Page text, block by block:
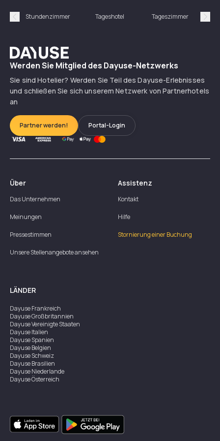
Précédent
Stundenzimmer Tageshotel Tageszimmer
Dayuse
Werden Sie Mitglied des Dayuse-Netzwerks
Sie sind Hotelier? Werden Sie Teil des Dayuse-Erlebnisses
und schließen Sie sich unserem Netzwerk von Partnerhotels
an
Partner werden! Portal-Login
Über
Das Unternehmen
Meinungen
Pressestimmen
Unsere Stellenangebote ansehen
Assistenz
Kontakt
Hilfe
Stornierung einer Buchung
LÄNDER
DayuseFrankreich
DayuseGroßbritannien
DayuseVereinigte Staaten
DayuseItalien
DayuseSpanien
DayuseBelgien
DayuseSchweiz
DayuseBrasilien
DayuseNiederlande
DayuseÖsterreich
DayuseSingapur
DayuseZweden
DayuseThailand